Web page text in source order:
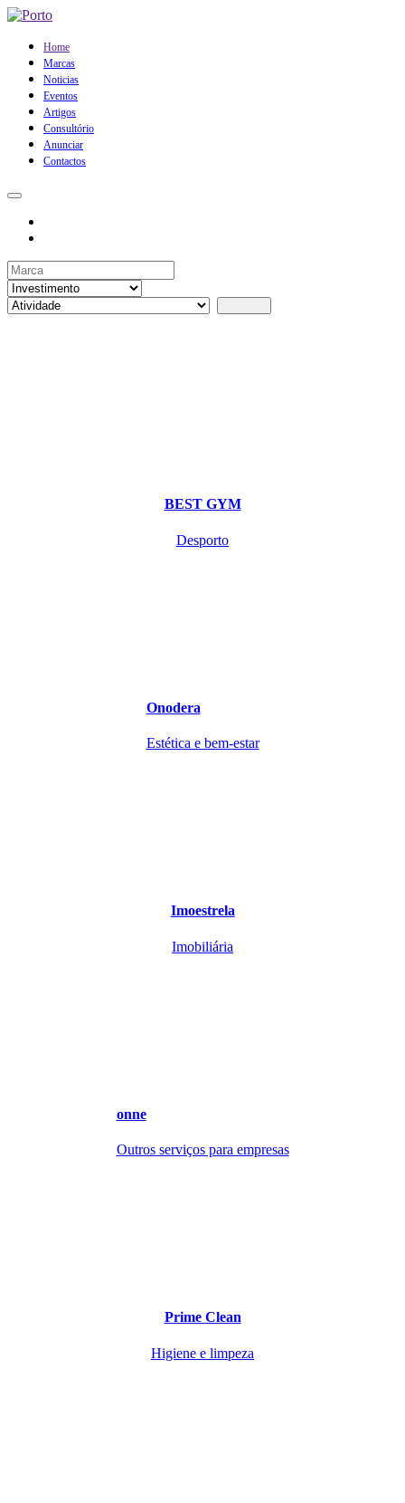
Home
Marcas
Noticias
Eventos
Artigos
Consultório
Anunciar
Contactos
BEST GYM
Desporto
Onodera
Estética e bem-estar
Imoestrela
Imobiliária
onne
Outros serviços para empresas
Prime Clean
Higiene e limpeza